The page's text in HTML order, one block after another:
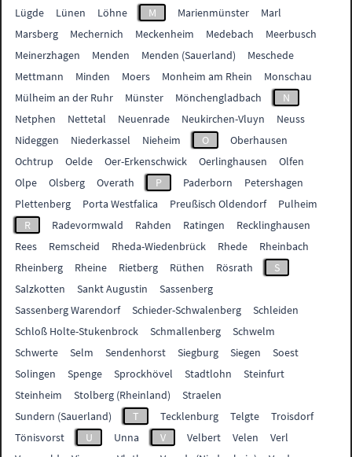
Lügde
Lünen Löhne M Marienmünster
Marl
Marsberg
Mechernich Meckenheim Medebach
Meerbusch
Meinerzhagen
Menden Menden (Sauerland)
Meschede
Mettmann
Minden Moers Monheim am Rhein
Monschau
Mülheim an der Ruhr
Münster Mönchengladbach
N
Netphen
Nettetal Neuenrade Neukirchen-Vluyn
Neuss
Nideggen
Niederkassel Nieheim O
Oberhausen
Ochtrup
Oelde Oer-Erkenschwick Oerlinghausen
Olfen
Olpe
Olsberg Overath P Paderborn
Petershagen
Plettenberg
Porta Westfalica Preußisch Oldendorf
Pulheim
R
Radevormwald Rahden Ratingen
Recklinghausen
Rees
Remscheid Rheda-Wiedenbrück Rhede
Rheinbach
Rheinberg
Rheine Rietberg Rüthen Rösrath
S
Salzkotten
Sankt Augustin
Sassenberg
Sassenberg Warendorf
Schieder-Schwalenberg
Schleiden
Schloß Holte-Stukenbrock
Schmallenberg
Schwelm
Schwerte
Selm Sendenhorst Siegburg Siegen
Soest
Solingen
Spenge Sprockhövel Stadtlohn
Steinfurt
Steinheim
Stolberg (Rheinland)
Straelen
Sundern (Sauerland)
T Tecklenburg Telgte
Troisdorf
Tönisvorst
U Unna V Velbert Velen
Verl